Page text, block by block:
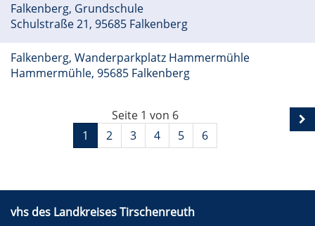
Falkenberg, Grundschule
Schulstraße 21, 95685 Falkenberg
Falkenberg, Wanderparkplatz Hammermühle
Hammermühle, 95685 Falkenberg
Seite 1 von 6
1
2 3 4 5 6
vhs des Landkreises Tirschenreuth